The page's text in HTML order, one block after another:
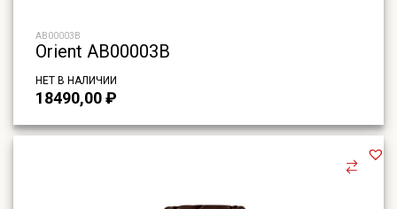
AB00003B
Orient AB00003B
НЕТ В НАЛИЧИИ
18490,00₽